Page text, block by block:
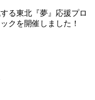
る東北『夢』応援プロ
クを開催しました！